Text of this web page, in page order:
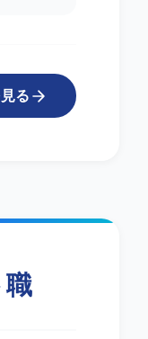
る
職